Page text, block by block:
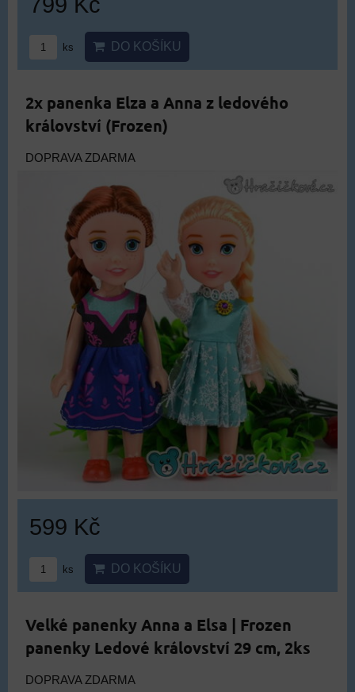
ks DO KOŠÍKU
2x panenka Elza a Anna z ledového
království (Frozen)
DOPRAVA ZDARMA
599 Kč
ks DO KOŠÍKU
Velké panenky Anna a Elsa | Frozen
panenky Ledové království 29 cm, 2ks
DOPRAVA ZDARMA